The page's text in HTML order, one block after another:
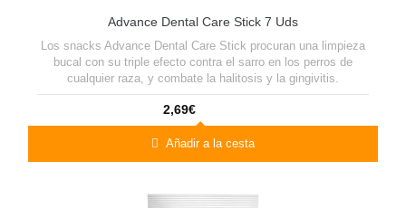
Advance Dental Care Stick 7 Uds
Los snacks Advance Dental Care Stick procuran una limpieza
bucal con su triple efecto contra el sarro en los perros de
cualquier raza, y combate la halitosis y la gingivitis.
2,69€
Añadir a la cesta